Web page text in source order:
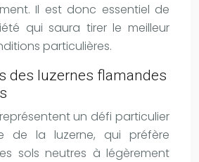
Il est donc essentiel de
qui saura tirer le meilleur
particulières.
des luzernes flamandes
un défi particulier
de la luzerne, qui préfère
sols neutres à légèrement